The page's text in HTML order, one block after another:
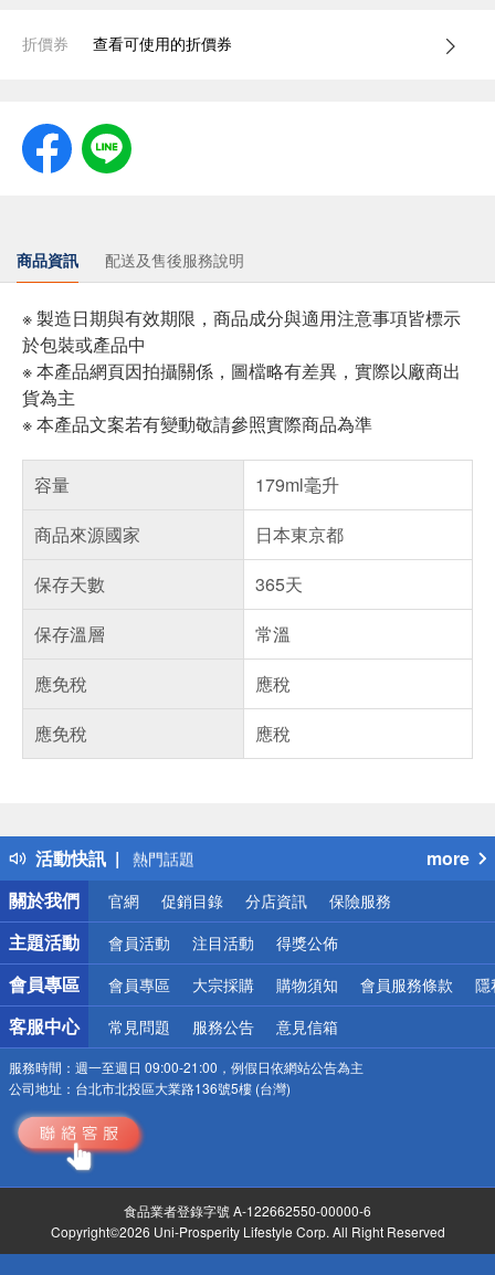
折價券 查看可使用的折價券
商品資訊 配送及售後服務說明
※ 製造日期與有效期限，商品成分與適用注意事項皆標示
於包裝或產品中
※ 本產品網頁因拍攝關係，圖檔略有差異，實際以廠商出
貨為主
※ 本產品文案若有變動敬請參照實際商品為準
容量
179ml毫升
商品來源國家
日本東京都
保存天數
365天
保存溫層
常溫
應免稅
應稅
應免稅
應稅
活動快訊
得獎公告
熱門話題
銀行優惠
偏遠地區配送
詐騙網頁！請小心！
more
關於我們
官網 促銷目錄 分店資訊 保險服務
主題活動 會員活動 注目活動 得獎公佈
會員專區 會員專區 大宗採購 購物須知 會員服務條款 隱
客服中心 常見問題 服務公告 意見信箱
服務時間： 週一至週日 09:00-21:00，例假日依網站公告為主
公司地址： 台北市北投區大業路136號5樓 (台灣)
食品業者登錄字號 A-122662550-00000-6
Copyright©2026 Uni-Prosperity Lifestyle Corp. All Right Reserved